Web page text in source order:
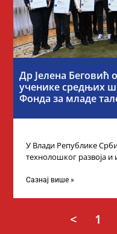
Др Јелена Беговић
ученике средњих
Фонда за младе
У Влади Републике
технолошког развоја и
Сазнај више »
< 1